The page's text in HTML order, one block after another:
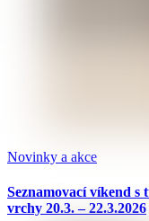
Novinky a akce
Seznamovací víkend
vrchy 20.3. – 22.3.2026